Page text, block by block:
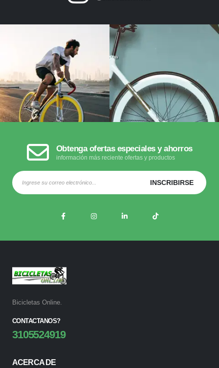
Obtenga ofertas especiales y ahorros
información más reciente ofertas y productos
Bicicletas Online.
CONTACTANOS?
3105524919
ACERCA DE